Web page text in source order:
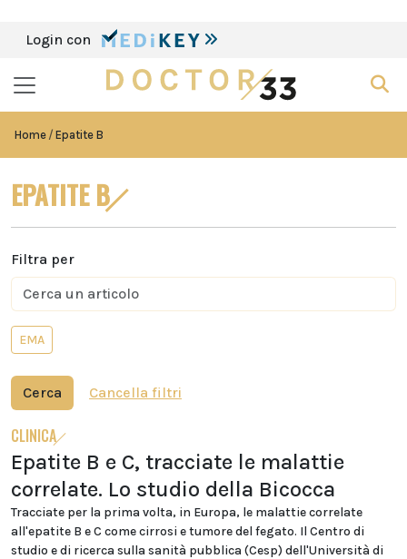
Login con
Home Epatite B
EPATITE B
Filtra per
EMA
Cerca Cancella filtri
CLINICA
Epatite B e C, tracciate le malattie
correlate. Lo studio della Bicocca
Tracciate per la prima volta, in Europa, le malattie correlate
all'epatite B e C come cirrosi e tumore del fegato. Il Centro di
studio e di ricerca sulla sanità pubblica (Cesp) dell'Università di